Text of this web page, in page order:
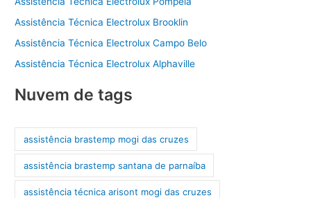
Assistência Técnica Electrolux Brooklin
Assistência Técnica Electrolux Campo Belo
Assistência Técnica Electrolux Alphaville
Nuvem de tags
assistência brastemp mogi das cruzes
assistência brastemp santana de parnaíba
assistência técnica arisont mogi das cruzes